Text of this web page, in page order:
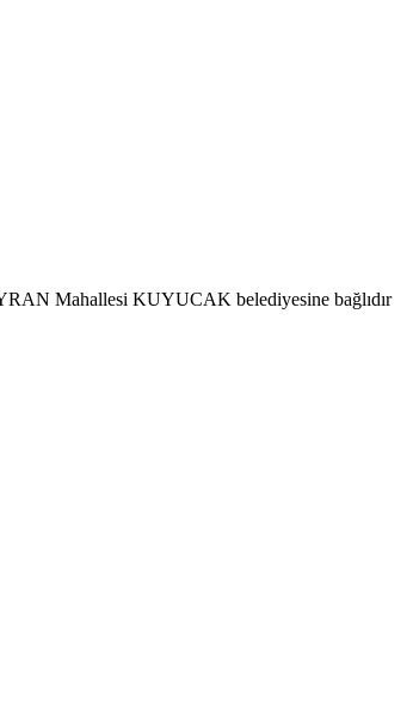
Mahallesi KUYUCAK belediyesine bağlıdır